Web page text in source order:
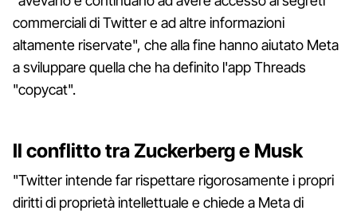
commerciali di Twitter e ad altre informazioni
altamente riservate", che alla fine hanno aiutato Meta
a sviluppare quella che ha definito l'app Threads
"copycat".
Il conflitto tra Zuckerberg e Musk
"Twitter intende far rispettare rigorosamente i propri
diritti di proprietà intellettuale e chiede a Meta di